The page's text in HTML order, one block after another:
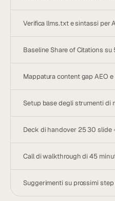
Verifica llms.txt e sintassi per
Baseline Share of Citations su
Mappatura content gap AEO
Setup base degli strumenti di
Deck di handover 25 30 slide
Call di walkthrough di 45
Suggerimenti su prossimi step